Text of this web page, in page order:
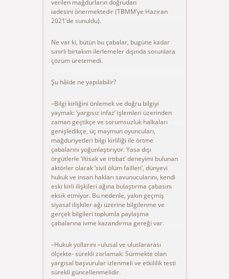
verilen mağdurların doğrudan
iadesini önermektedir (TBMM’ye Haziran
2021’de sunuldu).
Ne var ki, bütün bu çabalar, bugüne kadar
sınırlı birtakım ilerlemeler dışında sorunlara
çözüm üretemedi.
Şu hâlde ne yapılabilir?
–Bilgi kirliğini önlemek ve doğru bilgiyi
yaymak: ‘yargısız infaz’ işlemleri üzerinden
zaman geçtikçe ve sorumsuzluk halkaları
genişledikçe, üç maymun oyuncuları,
mağduriyetleri bilgi kirliliği ile örtme
çabalarını yoğunlaştırıyor. Yasa dışı
örgütlerle ‘iltisak ve irtibat’ deneyimi bulunan
aktörler olarak ‘sivil ölüm failleri’, dünyevi
hukuk ve insan hakları savunucularını, kendi
eski kirli ilişkileri ağına bulaştırma çabasını
eksik etmiyor. Bu nedenle, yakın geçmiş
siyasal ilişkiler ağı üzerine bilgilenme ve
gerçek bilgileri toplumla paylaşma
çabalarına ivme kazandırma gereği var.
–Hukuk yollarını –ulusal ve uluslararası
ölçekte- sürekli zorlamak: Sürmekte olan
yargısal başvurular izlenmeli ve etkililik testi
sürekli güncellenmelidir.